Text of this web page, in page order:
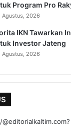
Program Pro
Agustus, 2026
IKN Tawarkan
Investor Jateng
Agustus, 2026